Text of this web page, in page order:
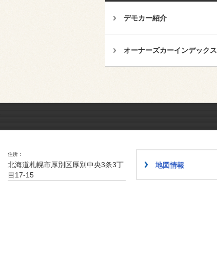
デモカー紹介
オーナーズカーインデックス
住所
北海道札幌市厚別区厚別中央3条3丁
目17-15
地図情報